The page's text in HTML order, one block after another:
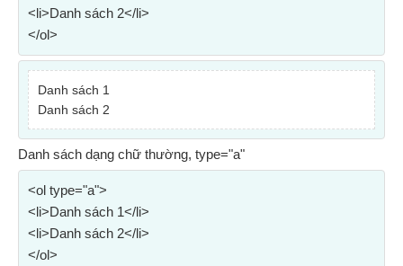
<li>Danh sách 2</li>
</ol>
Danh sách 1
Danh sách 2
Danh sách dạng chữ thường, type="a"
<ol type="a">
<li>Danh sách 1</li>
<li>Danh sách 2</li>
</ol>